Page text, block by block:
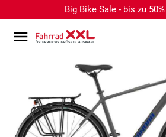
Big Bike Sale - bis zu